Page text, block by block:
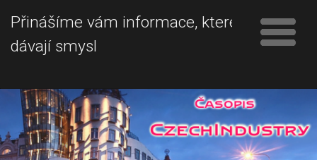
Přinášíme vám informace, které
dávají smysl